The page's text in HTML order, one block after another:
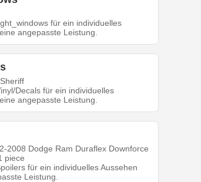
für ein individuelles
angepasste Leistung.
Decals für ein individuelles
angepasste Leistung.
2008 Dodge Ram Duraflex Downforce
piece
für ein individuelles Aussehen
Leistung.